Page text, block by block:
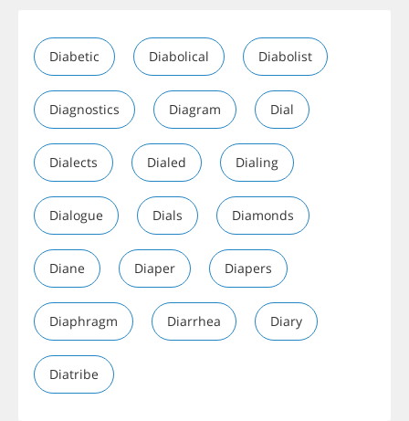
Diabetic Diabolical Diabolist
Diagnostics Diagram Dial
Dialects Dialed Dialing
Dialogue Dials Diamonds
Diane Diaper Diapers
Diaphragm Diarrhea Diary
Diatribe